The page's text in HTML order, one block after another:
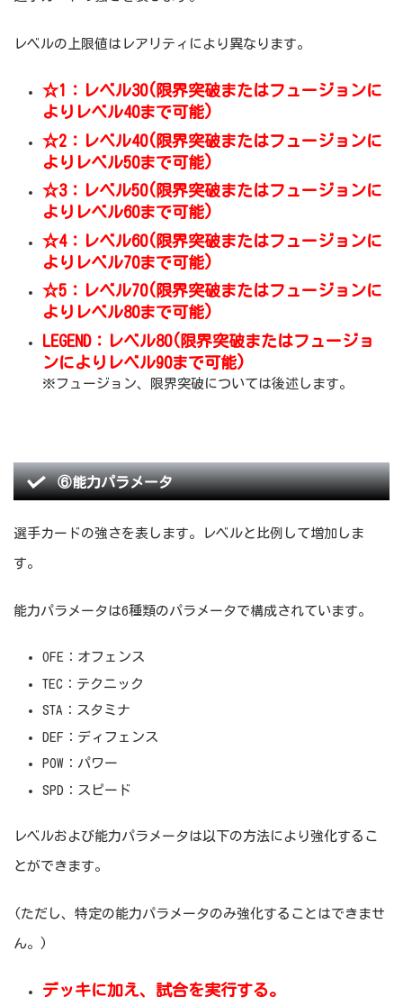
レベルの上限値はレアリティにより異なります。
☆1：レベル30(限界突破またはフュージョンに
よりレベル40まで可能)
☆2：レベル40(限界突破またはフュージョンに
よりレベル50まで可能)
☆3：レベル50(限界突破またはフュージョンに
よりレベル60まで可能)
☆4：レベル60(限界突破またはフュージョンに
よりレベル70まで可能)
☆5：レベル70(限界突破またはフュージョンに
よりレベル80まで可能)
LEGEND：レベル80(限界突破またはフュージョ
ンによりレベル90まで可能)
※フュージョン、限界突破については後述します。
⑥能力パラメータ
選手カードの強さを表します。レベルと比例して増加しま
す。
能力パラメータは6種類のパラメータで構成されています。
OFE：オフェンス
TEC：テクニック
STA：スタミナ
DEF：ディフェンス
POW：パワー
SPD：スピード
レベルおよび能力パラメータは以下の方法により強化するこ
とができます。
(ただし、特定の能力パラメータのみ強化することはできませ
ん。)
デッキに加え、試合を実行する。